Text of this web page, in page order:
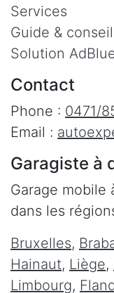
Services
Guide &
Solution
Contact
Phone : 0471/
Email :
Garagiste à
Garage mobile
dans les
Bruxelles,
Hainaut, Liège,
Limbourg,